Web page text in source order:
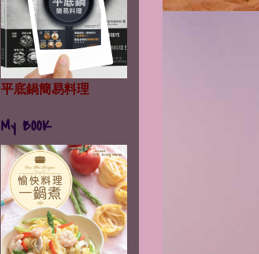
平底鍋簡易料理
My BOOK